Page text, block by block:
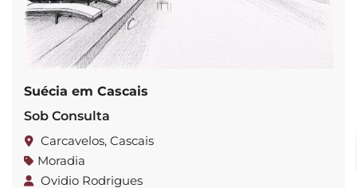
Suécia em Cascais
Sob Consulta
Carcavelos, Cascais
Moradia
Ovidio Rodrigues